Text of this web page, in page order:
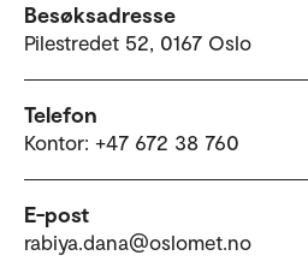
Besøksadresse
Pilestredet 52, 0167 Oslo
Telefon
Kontor: +47 672 38 760
E-post
rabiya.dana@oslomet.no